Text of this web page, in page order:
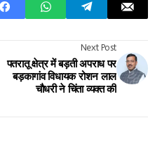
Next Post
पतरातू क्षेत्र में बड़ती अपराध पर
बड़कागांव विधायक रोशन लाल
चौधरी ने चिंता व्यक्त की